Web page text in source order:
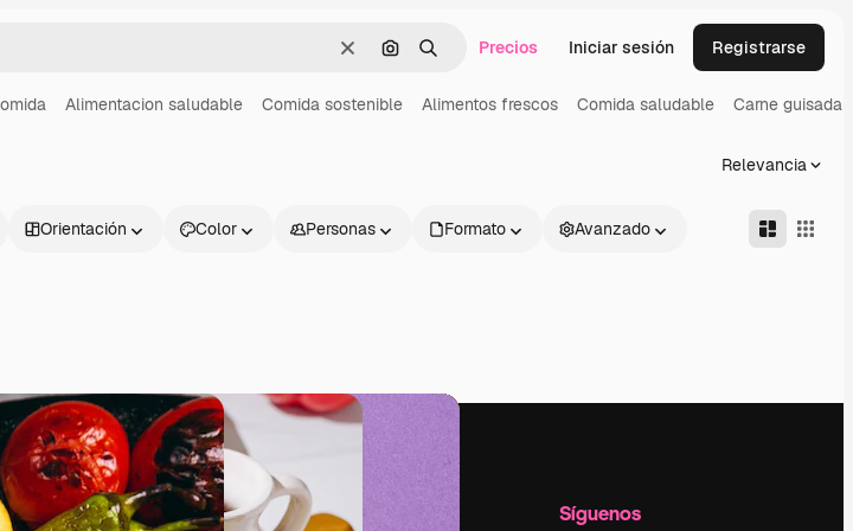
BorrarBuscar por imagen
BuscarPrecios Iniciar sesión Registrarse
Alimentacion saludable Comida sostenible Alimentos frescos Comida saludable Carne guisada
Relevancia
Orientación Color Personas Formato Avanzado
Productos Información útil Empresa Síguenos